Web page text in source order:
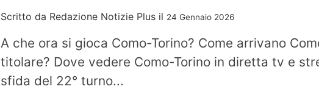
Scritto da Redazione Notizie Plus il 24 Gennaio 2026
A che ora si gioca Como-Torino? Come arrivano
titolare? Dove vedere Como-Torino in diretta tv e
sfida del 22° turno...